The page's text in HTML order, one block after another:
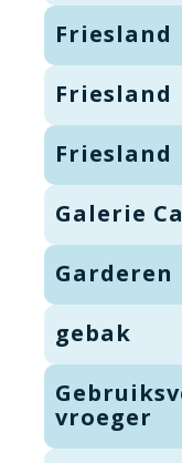
Friesland
Friesland
Friesland
Galerie
Garderen
gebak
vroeger